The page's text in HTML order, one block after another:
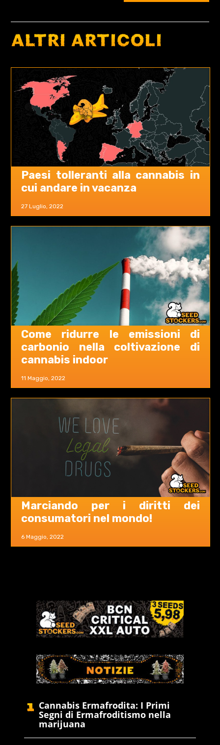
ALTRI ARTICOLI
27 Luglio, 2022
Paesi tolleranti alla cannabis in
cui andare in vacanza
11 Maggio, 2022
Come ridurre le emissioni di
carbonio nella coltivazione di
cannabis indoor
6 Maggio, 2022
Marciando per i diritti dei
consumatori nel mondo!
Cannabis Ermafrodita: I Primi
Segni di Ermafroditismo nella
marijuana